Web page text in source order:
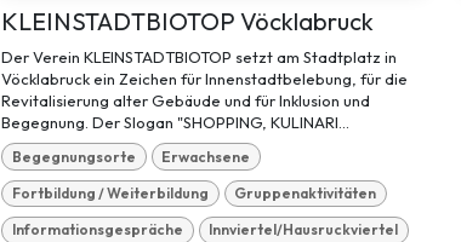
KLEINSTADTBIOTOP Vöcklabruck
Der Verein KLEINSTADTBIOTOP setzt am Stadtplatz in
Vöcklabruck ein Zeichen für Innenstadtbelebung, für die
Revitalisierung alter Gebäude und für Inklusion und
Begegnung. Der Slogan "SHOPPING, KULINARI...
Begegnungsorte Erwachsene
Fortbildung / Weiterbildung Gruppenaktivitäten
Informationsgespräche Innviertel/Hausruckviertel